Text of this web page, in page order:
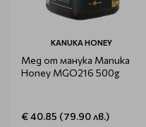
KANUKA HONEY
Мед от манука Manuka
Honey MGO216 500g
€ 40.85 (79.90 лв.)